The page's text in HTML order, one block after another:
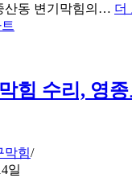
산동 변기막힘의… 더
힘 수리, 영
막힘
일